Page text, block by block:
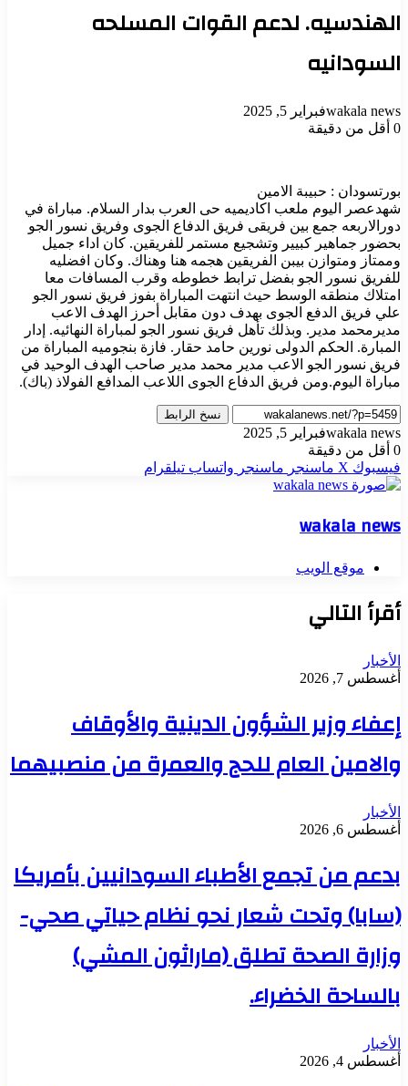
الهندسيه. لدعم القوات المسلحه
السودانيه
wakala newsفبراير 5, 2025
0 أقل من دقيقة
بورتسودان : حبيبة الامين
شهدعصر اليوم ملعب اكاديميه حى العرب بدار السلام. مباراة في
دورالاربعه جمع بين فريقى فريق الدفاع الجوى وفريق نسور الجو
بحضور جماهير كبيير وتشجيع مستمر للفريقين. كان اداء جميل
وممتاز ومتوازن بيبن الفريقين هجمه هنا وهناك. وكان افضليه
للفريق نسور الجو بفضل ترابط خطوطه وقرب المسافات معا
امتلاك منطقه الوسط حيث انتهت المباراة بفوز فريق نسور الجو
علي فريق الدفع الجوى بهدف دون مقابل أحرز الهدف الاعب
مديرمحمد مدير. وبذلك تأهل فريق نسور الجو لمباراة النهائيه. إدار
المبارة. الحكم الدولى نورين حامد حقار. فازة بنجوميه المباراة من
فريق نسور الجو الاعب مدير محمد مدير صاحب الهدف الوحيد في
مباراة اليوم.ومن فريق الدفاع الجوى اللاعب المدافع الفولاذ (باك).
نسخ الرابط
wakala newsفبراير 5, 2025
0 أقل من دقيقة
فيسبوك ‫X ماسنجر ماسنجر واتساب تيلقرام
wakala news
موقع الويب
أقرأ التالي
الأخبار
أغسطس 7, 2026
إعفاء وزير الشؤون الدينية والأوقاف
والامين العام للحج والعمرة من منصبيهما
الأخبار
أغسطس 6, 2026
بدعم من تجمع الأطباء السودانيين بأمريكا
(سابا) وتحت شعار نحو نظام حياتي صحي-
وزارة الصحة تطلق (ماراثون المشي)
بالساحة الخضراء.
الأخبار
أغسطس 4, 2026